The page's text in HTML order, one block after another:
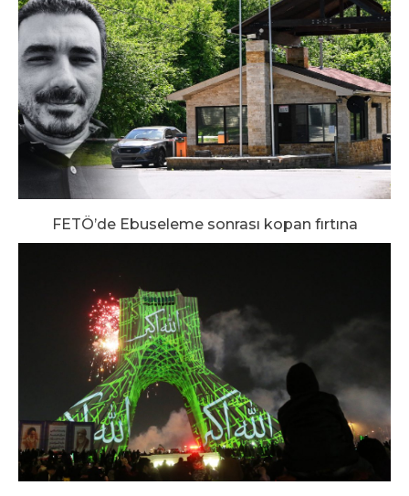
FETÖ’de Ebuseleme sonrası kopan fırtına